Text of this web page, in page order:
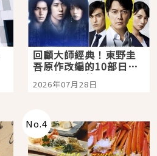
回顧大師經典！東野圭
吾原作改編的10部日本
影視作品推薦
2026年07月28日
No.4